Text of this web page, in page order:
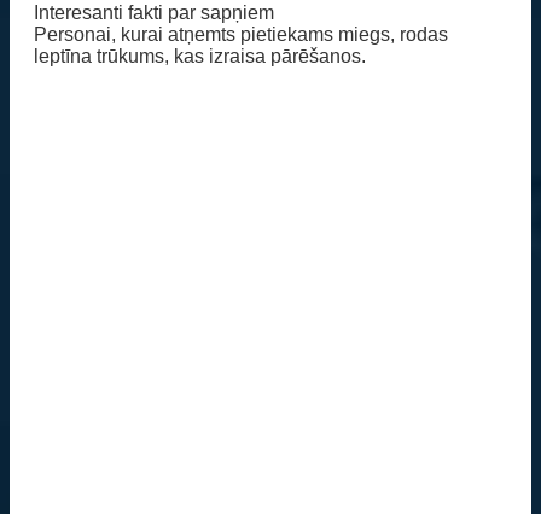
Interesanti fakti par sapņiem
Personai, kurai atņemts pietiekams miegs, rodas
leptīna trūkums, kas izraisa pārēšanos.